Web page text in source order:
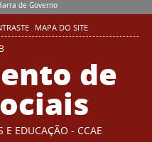
de Governo
MAPA DO SITE
de
E EDUCAÇÃO - CCAE